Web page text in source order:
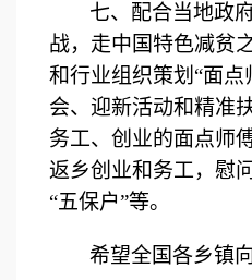
七、 配合当地政
战，走中国特色减贫
和行业组织策划 “面点
会、 迎新活动和精准
务工、创业的面点师
返乡创业和务工， 慰
“五保户”等。
希望全国各乡镇